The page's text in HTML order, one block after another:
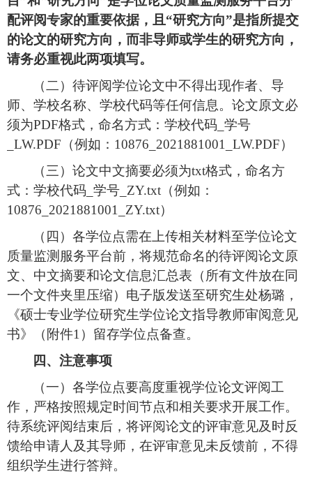
配评阅专家的重要依据，且“研究方向”是指所提交
的论文的研究方向，而非导师或学生的研究方向，
请务必重视此两项填写。
（二） 待评阅学位论文中不得出现作者、导
师、学校名称、学校代码等任何信息。 论文原文必
须为PDF格式，命名方式：学校代码 _学号
_LW.PDF （例如： 10876 2021881001 _LW.PDF）
（三）论文中文摘要必须为txt格式，命名方
式：学校代码_学号_ZY.txt（例如：
10876_2021881001_ZY.txt）
（四）各学位点需在上传相关材料至学位论文
质量监测服务平台前，将规范命名的待评阅论文原
文、中文摘要和论文信息汇总表（所有文件放在同
一个文件夹里压缩）电子版发送至研究生处杨璐，
《硕士专业学位研究生学位论文指导教师审阅意见
书》（附件1）留存学位点备查。
四 、注意事项
（一） 各学位点要高度重视学位论文评阅工
作，严格按照规定时间节点和相关要求开展工作。
待系统评阅结束后， 将评阅论文的评审意见及时反
馈给申请人及其导师，在评审意见未反馈前，不得
组织学生进行答辩。